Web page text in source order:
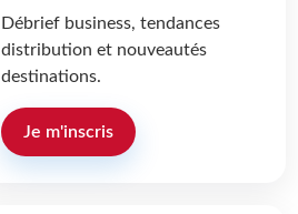
Débrief business, tendances
distribution et nouveautés
destinations.
Je m'inscris